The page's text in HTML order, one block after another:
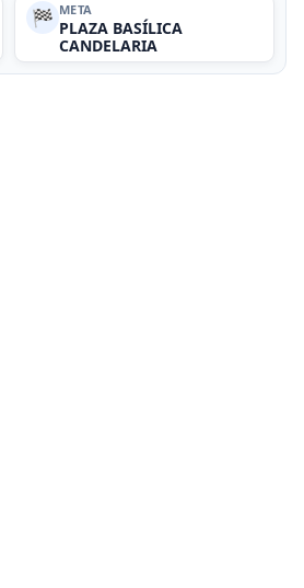
🏁 META
PLAZA BASÍLICA
CANDELARIA